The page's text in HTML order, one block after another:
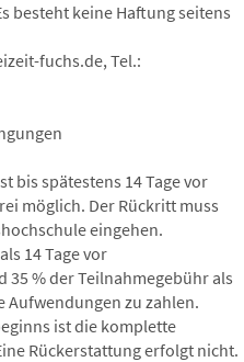
besteht keine Haftung seitens
fuchs.de, Tel.:
bis spätestens 14 Tage vor
möglich. Der Rückritt muss
eingehen.
14 Tage vor
% der Teilnahmegebühr als
Aufwendungen zu zahlen.
ist die komplette
Rückerstattung erfolgt nicht.